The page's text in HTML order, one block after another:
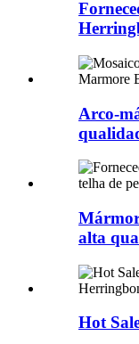
Arco-
alta
Hot